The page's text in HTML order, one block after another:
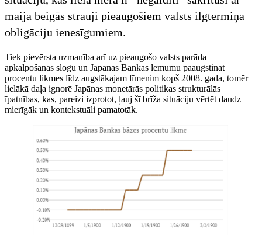
maija beigās strauji pieaugošiem valsts ilgtermiņa
obligāciju ienesīgumiem.
Tiek pievērsta uzmanība arī uz pieaugošo valsts parāda
apkalpošanas slogu un Japānas Bankas lēmumu paaugstināt
procentu likmes līdz augstākajam līmenim kopš 2008. gada, tomēr
lielākā daļa ignorē Japānas monetārās politikas strukturālās
īpatnības, kas, pareizi izprotot, ļauj šī brīža situāciju vērtēt daudz
mierīgāk un kontekstuāli pamatotāk.